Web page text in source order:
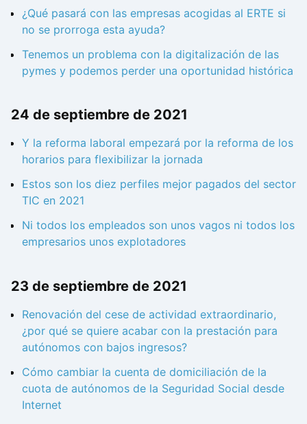
¿Qué pasará con las empresas acogidas al ERTE si
no se prorroga esta ayuda?
Tenemos un problema con la digitalización de las
pymes y podemos perder una oportunidad histórica
24 de septiembre de 2021
Y la reforma laboral empezará por la reforma de los
horarios para flexibilizar la jornada
Estos son los diez perfiles mejor pagados del sector
TIC en 2021
Ni todos los empleados son unos vagos ni todos los
empresarios unos explotadores
23 de septiembre de 2021
Renovación del cese de actividad extraordinario,
¿por qué se quiere acabar con la prestación para
autónomos con bajos ingresos?
Cómo cambiar la cuenta de domiciliación de la
cuota de autónomos de la Seguridad Social desde
Internet